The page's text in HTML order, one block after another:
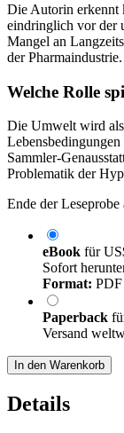
Die Autorin erkennt
eindringlich vor der
Mangel an
der Pharmaindustrie.
Welche Rolle
Die Umwelt wird als
Sammler-
Problematik der
Ende der
eBook für
Sofort
Format: PDF
Paperback
Versand
In den Warenkorb
Details